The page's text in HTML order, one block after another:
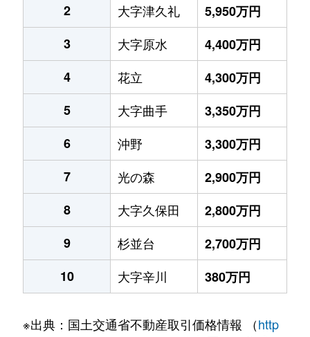
2
大字津久礼
5,950万円
3
大字原水
4,400万円
4
花立
4,300万円
5
大字曲手
3,350万円
6
沖野
3,300万円
7
光の森
2,900万円
8
大字久保田
2,800万円
9
杉並台
2,700万円
10
大字辛川 380万円
※出典：国土交通省不動産取引価格情報 （http